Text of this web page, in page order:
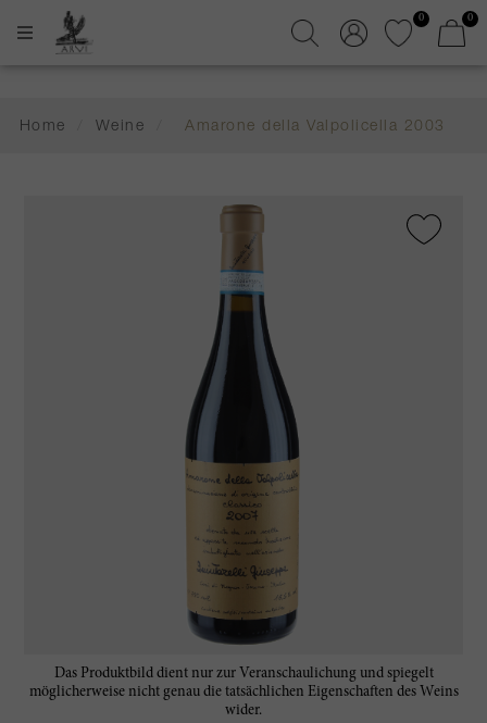
0 0
Home Weine Amarone della Valpolicella 2003
Das Produktbild dient nur zur Veranschaulichung und spiegelt
möglicherweise nicht genau die tatsächlichen Eigenschaften des Weins
wider.